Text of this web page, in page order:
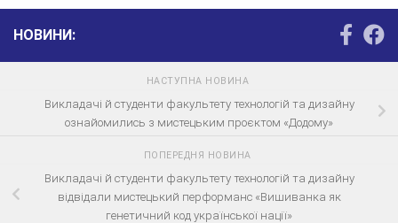
НОВИНИ:
НАСТУПНА НОВИНА
Викладачі й студенти факультету технологій та дизайну
ознайомились з мистецьким проєктом «Додому»
ПОПЕРЕДНЯ НОВИНА
Викладачі й студенти факультету технологій та дизайну
відвідали мистецький перформанс «Вишиванка як
генетичний код української нації»